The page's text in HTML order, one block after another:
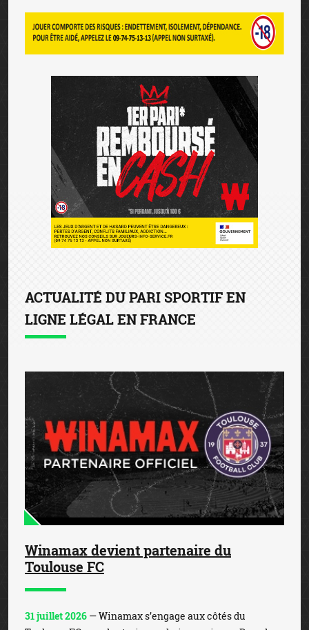
ACTUALITÉ DU PARI SPORTIF EN
LIGNE LÉGAL EN FRANCE
Winamax devient partenaire du
Toulouse FC
31 juillet 2026 — Winamax s’engage aux côtés du